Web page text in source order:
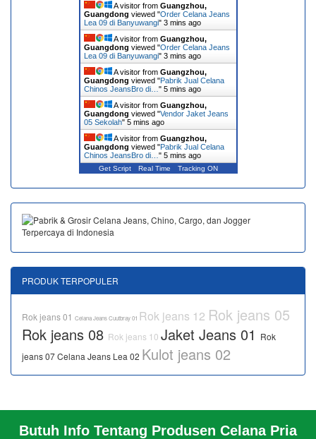
Butuh Info Tentang Produsen Celana Pria
A visitor from Guangzhou,
Guangdong viewed "Order Celana Jeans
Lea 09 di Banyuwangi" 3 mins ago
A visitor from Guangzhou,
Guangdong viewed "Order Celana Jeans
Lea 09 di Banyuwangi" 3 mins ago
A visitor from Guangzhou,
Guangdong viewed "Pabrik Jual Celana
Chinos JeansBro di… " 5 mins ago
A visitor from Guangzhou,
Guangdong viewed "Vendor Jaket Jeans
05 Sekolah" 5 mins ago
A visitor from Guangzhou,
Guangdong viewed "Pabrik Jual Celana
Chinos JeansBro di… " 5 mins ago
Get Script Real Time Tracking ON
PRODUK TERPOPULER
Rok jeans 01 Celana Jeans Cuutbray 01 Rok jeans 12 Rok jeans 05
Rok jeans 08 Rok jeans 10 Jaket Jeans 01
Rok
jeans 07Celana Jeans Lea 02 Kulot jeans 02